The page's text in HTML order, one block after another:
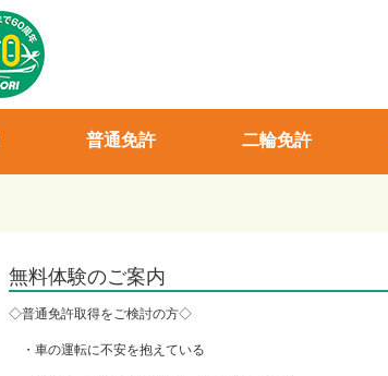
普通免許 二輪免許
無料体験のご案内
◇普通免許取得をご検討の方◇
・車の運転に不安を抱えている